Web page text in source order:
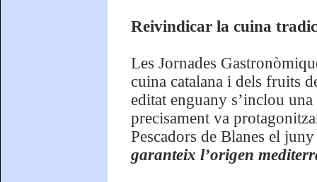
Reivindicar la cuina
Les Jornades
cuina catalana i dels fruits
editat enguany s’inclou
precisament va
Pescadors de Blanes el
garanteix l’origen